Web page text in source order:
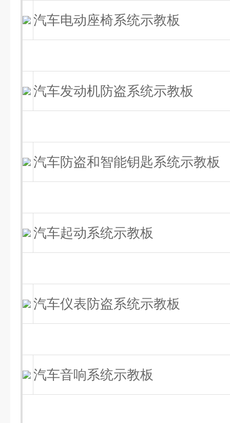
汽车电动座椅系统示教板
汽车发动机防盗系统示教板
汽车防盗和智能钥匙系统示教板
汽车起动系统示教板
汽车仪表防盗系统示教板
汽车音响系统示教板